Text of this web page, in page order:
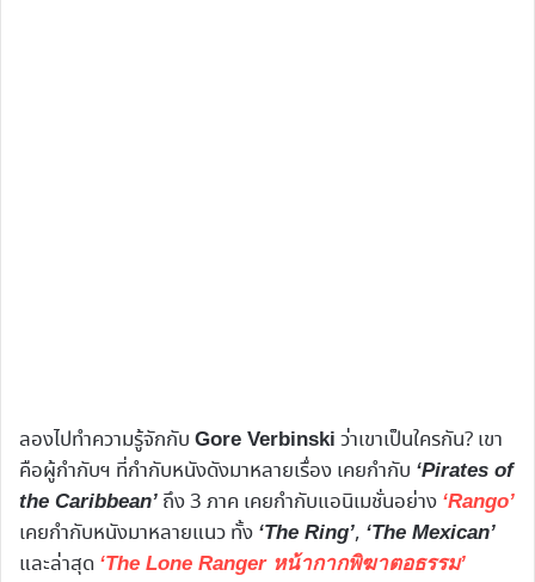
ลองไปทำความรู้จักกับ Gore Verbinski ว่าเขาเป็นใครกัน? เขา
คือผู้กำกับฯ ที่กำกับหนังดังมาหลายเรื่อง เคยกำกับ ‘Pirates of
the Caribbean’ ถึง 3 ภาค เคยกำกับแอนิเมชั่นอย่าง ‘Rango’
เคยกำกับหนังมาหลายแนว ทั้ง ‘The Ring’, ‘The Mexican’
และล่าสุด ‘The Lone Ranger หน้ากากพิฆาตอธรรม’